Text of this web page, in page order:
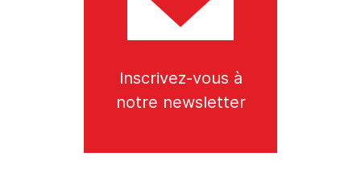
Inscrivez-vous à
notre newsletter